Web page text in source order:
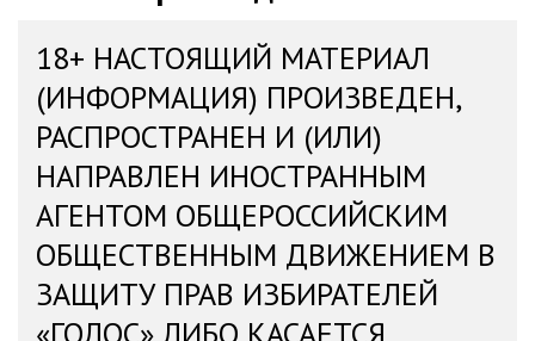
18+ НАСТОЯЩИЙ МАТЕРИАЛ
(ИНФОРМАЦИЯ) ПРОИЗВЕДЕН,
РАСПРОСТРАНЕН И (ИЛИ)
НАПРАВЛЕН ИНОСТРАННЫМ
АГЕНТОМ ОБЩЕРОССИЙСКИМ
ОБЩЕСТВЕННЫМ ДВИЖЕНИЕМ В
ЗАЩИТУ ПРАВ ИЗБИРАТЕЛЕЙ